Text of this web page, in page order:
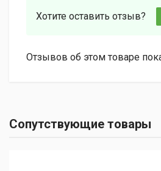
Хотите оставить отзыв?
Отзывов об этом товаре
Сопутствующие товары